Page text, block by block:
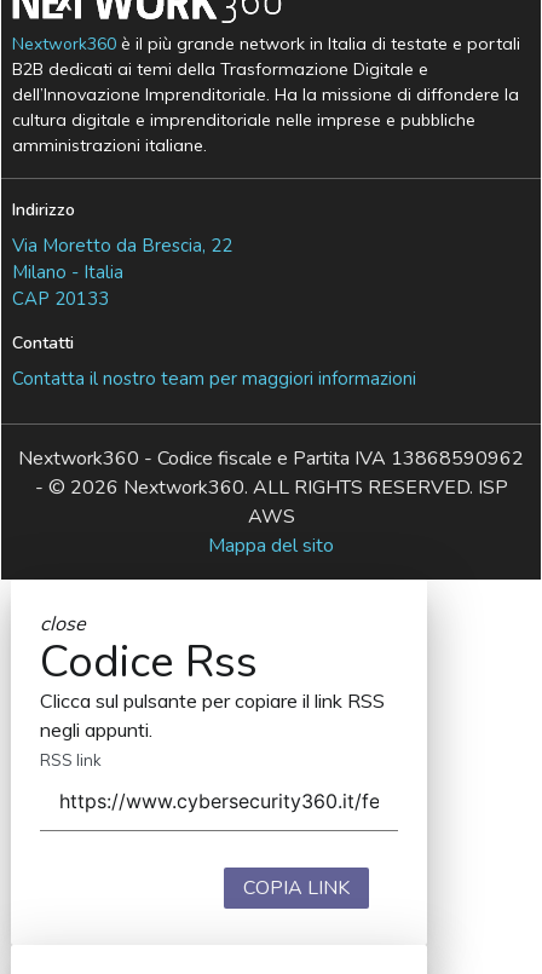
Nextwork360 è il più grande network in Italia di testate e portali
B2B dedicati ai temi della Trasformazione Digitale e
dell’Innovazione Imprenditoriale. Ha la missione di diffondere la
cultura digitale e imprenditoriale nelle imprese e pubbliche
amministrazioni italiane.
Indirizzo
Via Moretto da Brescia, 22
Milano - Italia
CAP 20133
Contatti
Contatta il nostro team per maggiori informazioni
Nextwork360 - Codice fiscale e Partita IVA 13868590962
- © 2026 Nextwork360. ALL RIGHTS RESERVED. ISP
AWS
Mappa del sito
close
Codice Rss
Clicca sul pulsante per copiare il link RSS
negli appunti.
RSS link
COPIA LINK